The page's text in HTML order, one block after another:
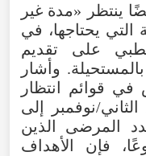
ينتظر «مدة غير
التي يحتاجها، في
على تقديم
وأشار
قوائم انتظار
نوفمبر إلى
عدد المرضى الذين
من 52 أسبوعًا، فإن الأهداف